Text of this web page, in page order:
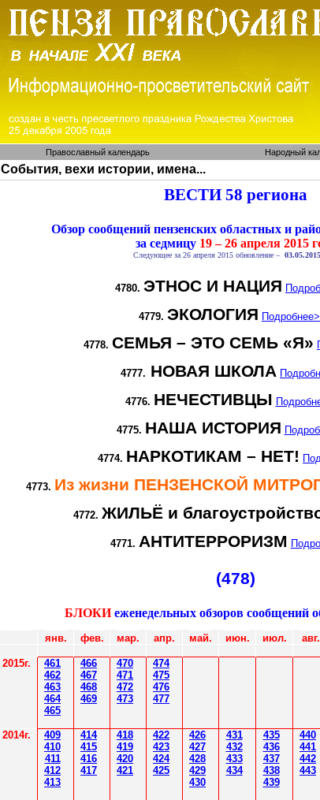
Православный календарь Народный
События, вехи истории, имена...
ВЕСТИ 58 региона
Обзор сообщений пензенских областных и
за седмицу19 – 26 апреля 2015
Следующее за 26 апреля 2015 обновление –
4780. ЭТНОС И НАЦИЯ
4779. ЭКОЛОГИЯ Подробнее
4778. СЕМЬЯ – ЭТО СЕМЬ «Я»
4777. НОВАЯ ШКОЛА
4776. НЕЧЕСТИВЦЫ
4775. НАША ИСТОРИЯ
4774. НАРКОТИКАМ – НЕТ!
4773. Из жизни ПЕНЗЕНСКОЙ
4772. ЖИЛЬЁ и
4771. АНТИТЕРРОРИЗМ
(478)
БЛОКИ еженедельных обзоров
янв. фев. мар. апр. май. июн. июл. авг.
2015г. 461
462
463
464
465
466
467
468
469
470
471
472
473
474
475
476
477
2014г. 409
410
411
412
413
414
415
416
417
418
419
420
421
422
423
424
425
426
427
428
429
430
431
432
433
434
435
436
437
438
439
440
441
442
443